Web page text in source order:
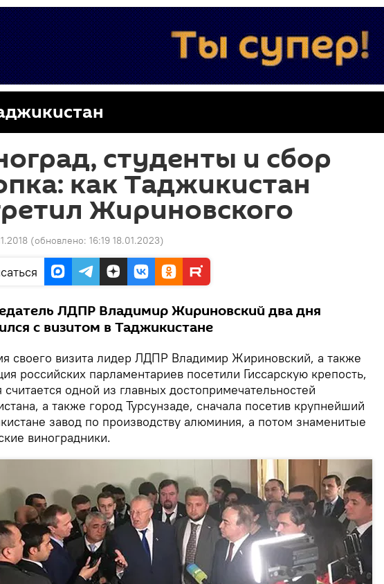
студенты и сбор
как Таджикистан
Жириновского
(обновлено: 16:19 18.01.2023)
ЛДПР Владимир Жириновский два дня
с визитом в Таджикистане
своего визита лидер ЛДПР Владимир Жириновский, а также
российских парламентариев посетили Гиссарскую крепость,
считается одной из главных достопримечательностей
а также город Турсунзаде, сначала посетив крупнейший
завод по производству алюминия, а потом знаменитые
виноградники.